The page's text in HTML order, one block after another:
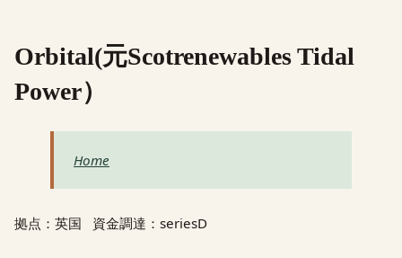
Orbital(元Scotrenewables Tidal
Power）
Home
拠点：英国 資金調達：seriesD